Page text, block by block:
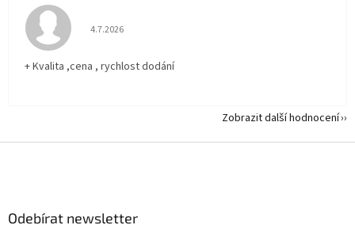
Hodnocení obchodu je 5 z 5 hvězdiček.
4.7.2026
+ Kvalita ,cena , rychlost dodání
Zobrazit další hodnocení
Odebírat newsletter